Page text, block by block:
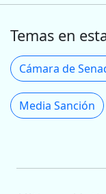
Temas en
Cámara de
Media Sanción